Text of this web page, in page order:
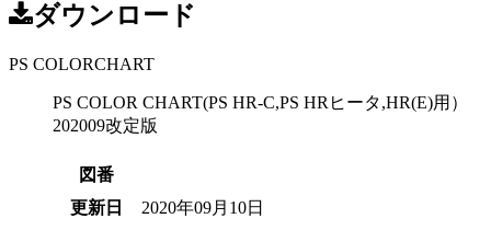
ダウンロード
PS COLORCHART
PS COLOR CHART(PS HR-C,PS HRヒータ,HR(E)用）
202009改定版
図番
更新日
2020年09月10日